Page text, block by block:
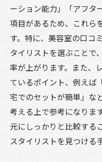
ーション能力」「アフタ
項目があるため、これら
す。特に、美容室の口コ
タイリストを選ぶことで
率が上がります。また、
ているポイント、例えば
宅でのセットが簡単」な
考える上で参考になりま
元にしっかりと比較する
スタイリストを見つける